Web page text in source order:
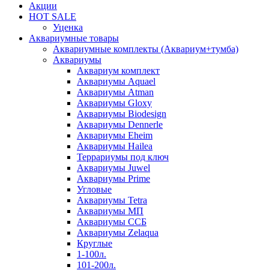
Акции
HOT SALE
Уценка
Аквариумные товары
Аквариумные комплекты (Аквариум+тумба)
Аквариумы
Аквариум комплект
Аквариумы Aquael
Аквариумы Atman
Аквариумы Gloxy
Аквариумы Biodesign
Аквариумы Dennerle
Аквариумы Eheim
Аквариумы Hailea
Террариумы под ключ
Аквариумы Juwel
Аквариумы Prime
Угловые
Аквариумы Tetra
Аквариумы МП
Аквариумы ССБ
Аквариумы Zelaqua
Круглые
1-100л.
101-200л.